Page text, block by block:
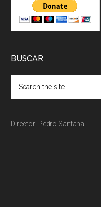
BUSCAR
Director: Pedro Santana